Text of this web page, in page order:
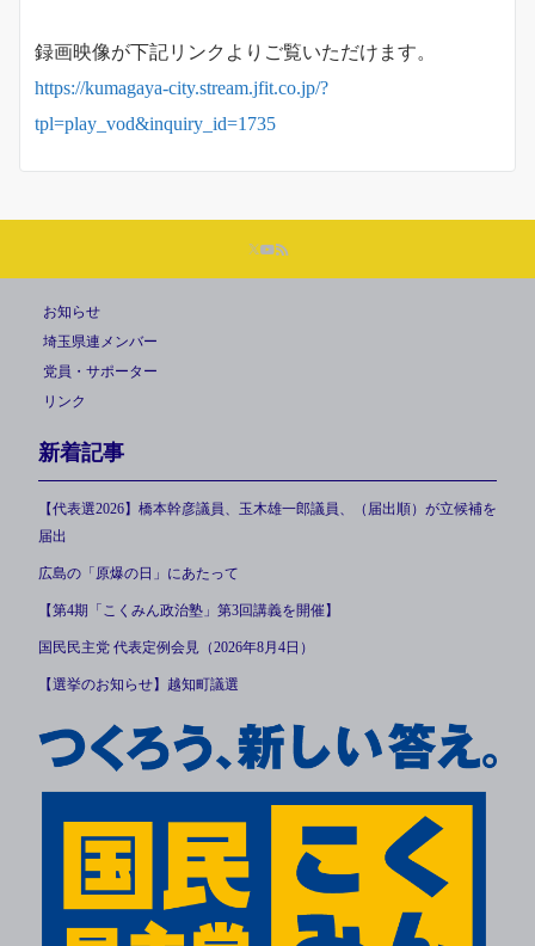
録画映像が下記リンクよりご覧いただけます。
https://kumagaya-city.stream.jfit.co.jp/?
tpl=play_vod&inquiry_id=1735
お知らせ
埼玉県連メンバー
党員・サポーター
リンク
新着記事
【代表選2026】橋本幹彦議員、玉木雄一郎議員、（届出順）が立候補を
届出
広島の「原爆の日」にあたって
【第4期「こくみん政治塾」第3回講義を開催】
国民民主党 代表定例会見（2026年8月4日）
【選挙のお知らせ】越知町議選